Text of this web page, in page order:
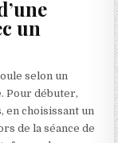
un
selon un
Pour débuter,
en choisissant un
de la séance de